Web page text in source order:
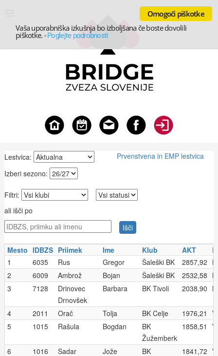
Vaša uporabniška izkušnja bo izboljšana če boste dovolili
piškotke. -Poglejte podrobnosti
Omogoči piškotke